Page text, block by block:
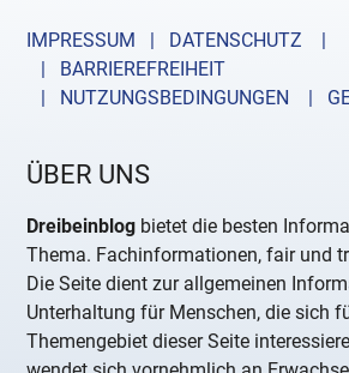
IMPRESSUM | DATENSCHUTZ |
| BARRIEREFREIHEIT
| NUTZUNGSBEDINGUNGEN
|
ÜBER UNS
Dreibeinblog bietet die besten
Thema. Fachinformationen, fair und
Die Seite dient zur allgemeinen
Unterhaltung für Menschen, die sich
Themengebiet dieser Seite